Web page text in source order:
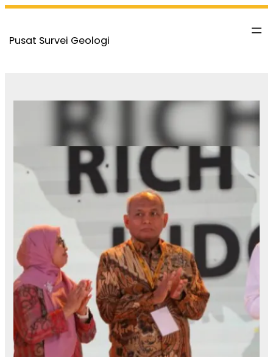
Skip
content
Pusat Survei Geologi